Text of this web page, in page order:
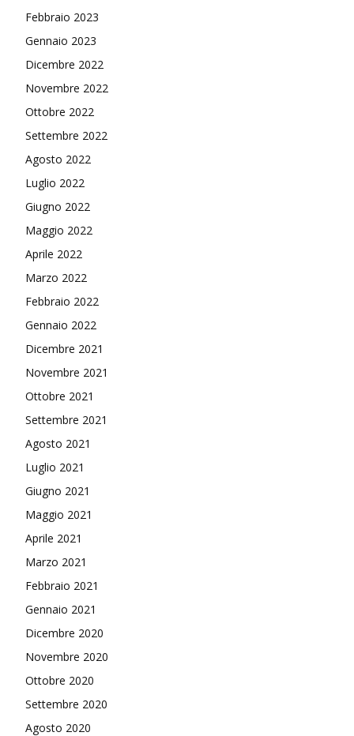
Febbraio 2023
Gennaio 2023
Dicembre 2022
Novembre 2022
Ottobre 2022
Settembre 2022
Agosto 2022
Luglio 2022
Giugno 2022
Maggio 2022
Aprile 2022
Marzo 2022
Febbraio 2022
Gennaio 2022
Dicembre 2021
Novembre 2021
Ottobre 2021
Settembre 2021
Agosto 2021
Luglio 2021
Giugno 2021
Maggio 2021
Aprile 2021
Marzo 2021
Febbraio 2021
Gennaio 2021
Dicembre 2020
Novembre 2020
Ottobre 2020
Settembre 2020
Agosto 2020